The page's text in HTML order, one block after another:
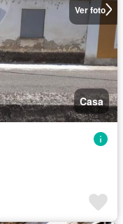
Ver foto
Casa